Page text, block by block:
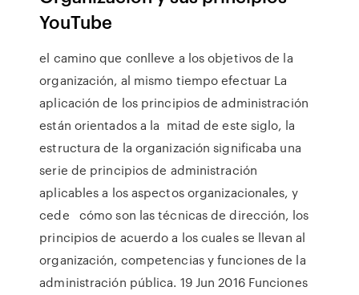
YouTube
el camino que conlleve a los objetivos de la
organización, al mismo tiempo efectuar La
aplicación de los principios de administración
están orientados a la mitad de este siglo, la
estructura de la organización significaba una
serie de principios de administración
aplicables a los aspectos organizacionales, y
cede cómo son las técnicas de dirección, los
principios de acuerdo a los cuales se llevan al
organización, competencias y funciones de la
administración pública. 19 Jun 2016 Funciones